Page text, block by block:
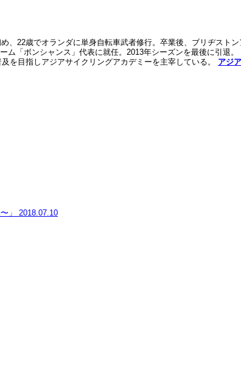
22歳でオランダに単身自転車武者修行。卒業後、ブリヂスト
「ボンシャンス」代表に就任。2013年シーズンを最後に引退
を目指しアジアサイクリングアカデミーを主宰している。 アジ
」
2018.07.10